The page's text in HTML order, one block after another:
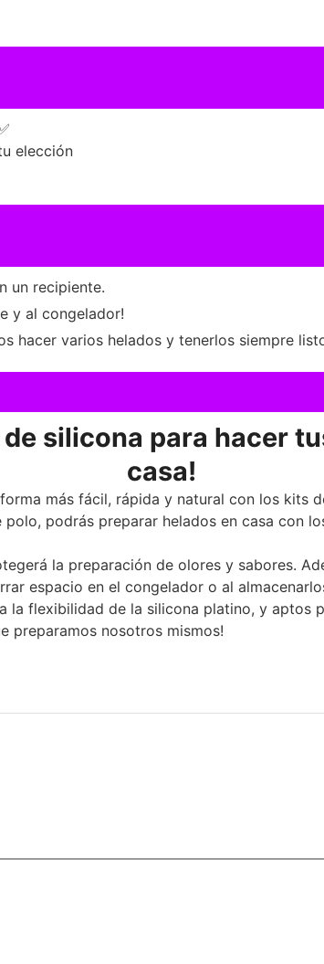
elección
un recipiente.
y al congelador!
hacer varios helados y tenerlos siempre
silicona para hacer
casa!
más fácil, rápida y natural con los kits
podrás preparar helados en casa con
la preparación de olores y sabores.
espacio en el congelador o al
la flexibilidad de la silicona platino, y aptos
preparamos nosotros mismos!